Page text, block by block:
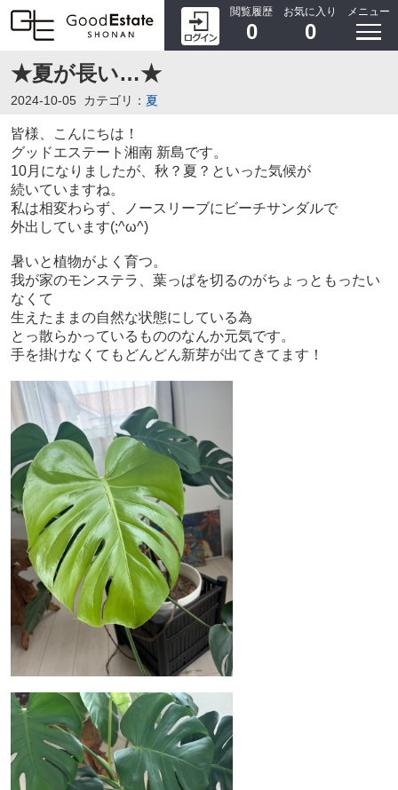
閲覧履歴
0
お気に入り
0
メニュー
★夏が長い…★
2024-10-05 カテゴリ： 夏
皆様、こんにちは！
グッドエステート湘南 新島です。
10月になりましたが、秋？夏？といった気候が
続いていますね。
私は相変わらず、ノースリーブにビーチサンダルで
外出しています(;^ω^)
暑いと植物がよく育つ。
我が家のモンステラ、葉っぱを切るのがちょっともったい
なくて
生えたままの自然な状態にしている為
とっ散らかっているもののなんか元気です。
手を掛けなくてもどんどん新芽が出てきてます！